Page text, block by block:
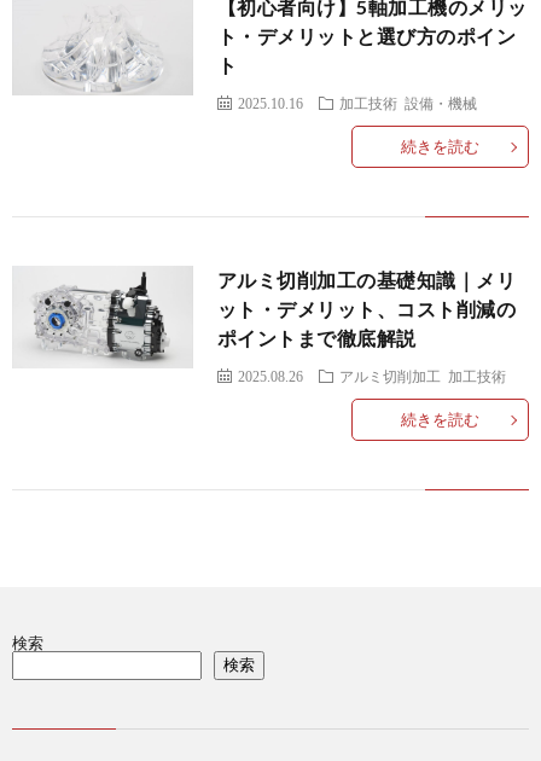
【初心者向け】5軸加工機のメリッ
ト・デメリットと選び方のポイン
ト
2025.10.16 加工技術 設備・機械
続きを読む
アルミ切削加工の基礎知識｜メリ
ット・デメリット、コスト削減の
ポイントまで徹底解説
2025.08.26 アルミ切削加工 加工技術
続きを読む
検索
検索